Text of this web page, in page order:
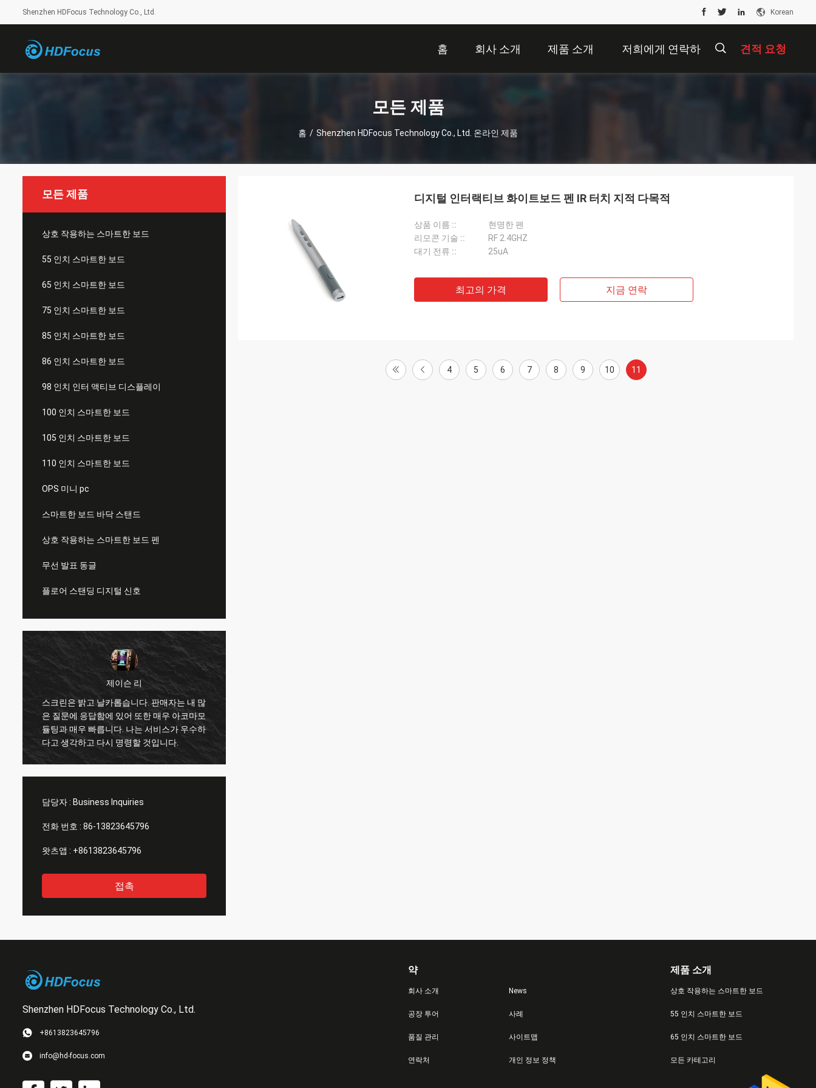
Shenzhen HDFocus Technology Co., Ltd. Korean
홈 회사 소개 제품 소개 저희에게 연락하 견적 요청
모든 제품
홈 / Shenzhen HDFocus Technology Co., Ltd. 온라인 제품
모든 제품
상호 작용하는 스마트한 보드
55 인치 스마트한 보드
65 인치 스마트한 보드
75 인치 스마트한 보드
85 인치 스마트한 보드
86 인치 스마트한 보드
98 인치 인터 액티브 디스플레이
100 인치 스마트한 보드
105 인치 스마트한 보드
110 인치 스마트한 보드
OPS 미니 pc
스마트한 보드 바닥 스탠드
상호 작용하는 스마트한 보드 펜
무선 발표 동글
플로어 스탠딩 디지털 신호
제이슨 리
스크린은 밝고 날카롭습니다. 판매자는 내 많
은 질문에 응답함에 있어 또한 매우 아코마모
듈팅과 매우 빠릅니다. 나는 서비스가 우수하
다고 생각하고 다시 명령할 것입니다.
담당자 : Business Inquiries
전화 번호 : 86-13823645796
왓츠앱 : +8613823645796
접촉
디지털 인터랙티브 화이트보드 펜 IR 터치 지적 다목적
상품 이름 ::
현명한 펜
리모콘 기술 ::
RF 2.4GHZ
대기 전류 ::
25uA
최고의 가격 지금 연락
4 5 6 7 8 9 10 11
Shenzhen HDFocus Technology Co., Ltd.
+8613823645796
info@hd-focus.com
약
회사 소개
공장 투어
품질 관리
연락처
News
사례
사이트맵
개인 정보 정책
제품 소개
상호 작용하는 스마트한 보드
55 인치 스마트한 보드
65 인치 스마트한 보드
모든 카테고리